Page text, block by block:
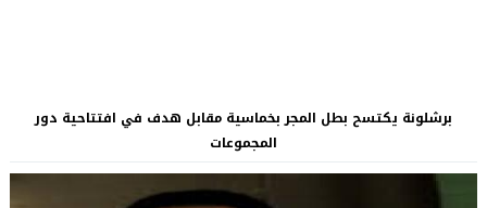
برشلونة يكتسح بطل المجر بخماسية مقابل هدف في افتتاحية دور
المجموعات